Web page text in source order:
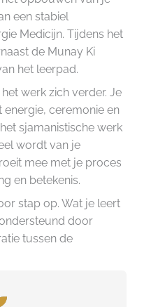
een stabiel
Medicijn. Tijdens het
de Munay Ki
het leerpad.
werk zich verder. Je
ceremonie en
sjamanistische werk
wordt van je
mee met je proces
en betekenis.
stap op. Wat je leert
door
tussen de